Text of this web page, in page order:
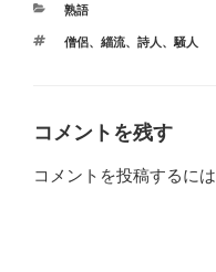
カ
ゴ
熟語
タ
僧侶、 緇流、 詩人 、 騒人
コメントを残す
コメントを投稿するには